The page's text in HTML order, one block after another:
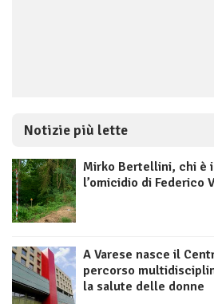
Notizie più lette
Mirko Bertellini, chi è
l’omicidio di Federico
A Varese nasce il
percorso
la salute delle donne